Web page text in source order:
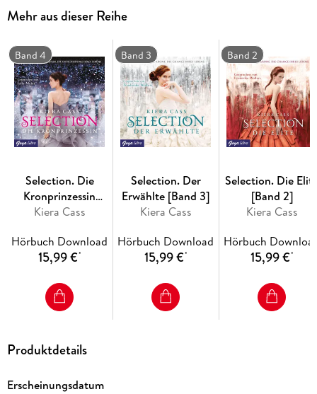
Das gleichnamige Buch, aus dem Englischen von Lisa-Marie
Rust und Susann Friedrich, ist bei FISCHER Sauerländer
erschienen.
Mehr aus dieser Reihe
Band 4
Selection. Die
Kronprinzessin
[Band 4]
Kiera Cass
Hörbuch Download
15,99 €*
Band 3
Selection. Der
Erwählte [Band 3]
Kiera Cass
Hörbuch Download
15,99 €*
Band 2
Selection. Die
[Band 2]
Kiera Cass
Hörbuch
15,99 €*
Produktdetails
Erscheinungsdatum